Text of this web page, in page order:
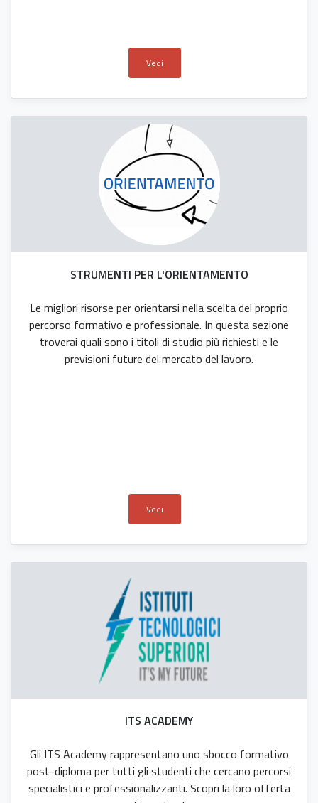
Vedi
STRUMENTI PER L'ORIENTAMENTO
Le migliori risorse per orientarsi nella scelta del proprio
percorso formativo e professionale. In questa sezione
troverai quali sono i titoli di studio più richiesti e le
previsioni future del mercato del lavoro.
Vedi
ITS ACADEMY
Gli ITS Academy rappresentano uno sbocco formativo
post-diploma per tutti gli studenti che cercano percorsi
specialistici e professionalizzanti. Scopri la loro offerta